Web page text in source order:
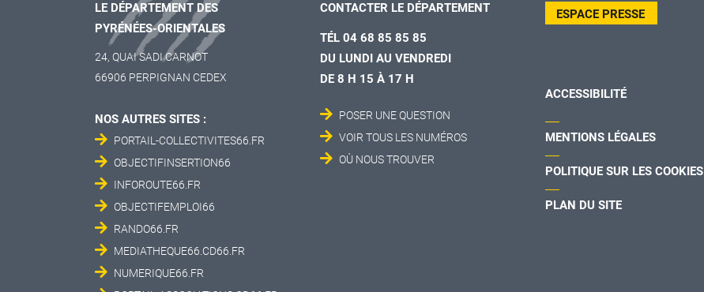
LE DÉPARTEMENT DES
PYRÉNÉES-ORIENTALES
24, QUAI SADI CARNOT
66906 PERPIGNAN CEDEX
NOS AUTRES SITES :
PORTAIL-COLLECTIVITES66.FR
OBJECTIFINSERTION66
INFOROUTE66.FR
OBJECTIFEMPLOI66
RANDO66.FR
MEDIATHEQUE66.CD66.FR
NUMERIQUE66.FR
CONTACTER LE DÉPARTEMENT
TÉL 04 68 85 85 85
DU LUNDI AU VENDREDI
DE 8 H 15 À 17 H
POSER UNE QUESTION
VOIR TOUS LES NUMÉROS
OÙ NOUS TROUVER
ESPACE PRESSE
ACCESSIBILITÉ
MENTIONS LÉGALES
POLITIQUE SUR LES COOKIES
PLAN DU SITE